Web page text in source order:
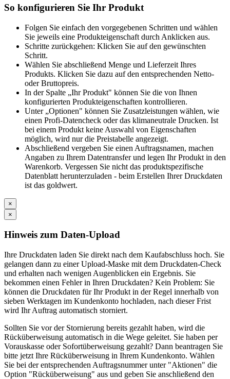
So konfigurieren Sie Ihr Produkt
Folgen Sie einfach den vorgegebenen Schritten und wählen
Sie jeweils eine Produkteigenschaft durch Anklicken aus.
Schritte zurückgehen: Klicken Sie auf den gewünschten
Schritt.
Wählen Sie abschließend Menge und Lieferzeit Ihres
Produkts. Klicken Sie dazu auf den entsprechenden Netto-
oder Bruttopreis.
In der Spalte „Ihr Produkt" können Sie die von Ihnen
konfigurierten Produkteigenschaften kontrollieren.
Unter „Optionen" können Sie Zusatzleistungen wählen, wie
einen Profi-Datencheck oder das klimaneutrale Drucken. Ist
bei einem Produkt keine Auswahl von Eigenschaften
möglich, wird nur die Preistabelle angezeigt.
Abschließend vergeben Sie einen Auftragsnamen, machen
Angaben zu Ihrem Datentransfer und legen Ihr Produkt in den
Warenkorb. Vergessen Sie nicht das produktspezifische
Datenblatt herunterzuladen - beim Erstellen Ihrer Druckdaten
ist das goldwert.
×
×
Hinweis zum Daten-Upload
Ihre Druckdaten laden Sie direkt nach dem Kaufabschluss hoch. Sie
gelangen dann zu einer Upload-Maske mit dem Druckdaten-Check
und erhalten nach wenigen Augenblicken ein Ergebnis. Sie
bekommen einen Fehler in Ihren Druckdaten? Kein Problem: Sie
können die Druckdaten für Ihr Produkt in der Regel innerhalb von
sieben Werktagen im Kundenkonto hochladen, nach dieser Frist
wird Ihr Auftrag automatisch storniert.
Sollten Sie vor der Stornierung bereits gezahlt haben, wird die
Rücküberweisung automatisch in die Wege geleitet. Sie haben per
Vorauskasse oder Sofortüberweisung gezahlt? Dann beantragen Sie
bitte jetzt Ihre Rücküberweisung in Ihrem Kundenkonto. Wählen
Sie bei der entsprechenden Auftragsnummer unter "Aktionen" die
Option "Rücküberweisung" aus und geben Sie anschließend den